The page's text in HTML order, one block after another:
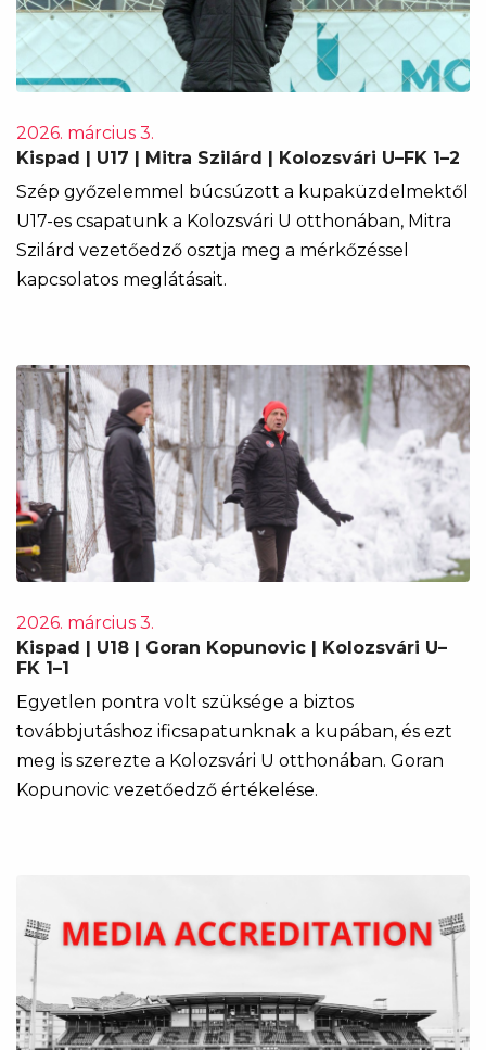
2026. március 3.
Kispad | U17 | Mitra Szilárd | Kolozsvári U–FK 1–2
Szép győzelemmel búcsúzott a kupaküzdelmektől
U17-es csapatunk a Kolozsvári U otthonában, Mitra
Szilárd vezetőedző osztja meg a mérkőzéssel
kapcsolatos meglátásait.
2026. március 3.
Kispad | U18 | Goran Kopunovic | Kolozsvári U–
FK 1–1
Egyetlen pontra volt szüksége a biztos
továbbjutáshoz ificsapatunknak a kupában, és ezt
meg is szerezte a Kolozsvári U otthonában. Goran
Kopunovic vezetőedző értékelése.